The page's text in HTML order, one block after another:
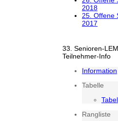
2018
25. Offene
2017
33. Senioren-
Teilnehmer-Info
Information
Tabelle
Rangliste